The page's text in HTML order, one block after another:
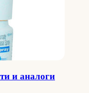
и аналоги